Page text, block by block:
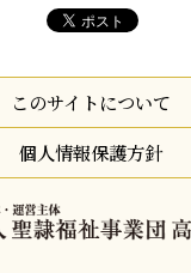
このサイトについて
個人情報保護方針